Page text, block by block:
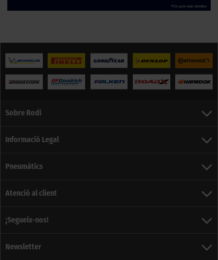
Sobre Rodi
Informació Legal
Pneumàtics
Atenció al client
¡Segueix-nos!
Newsletter